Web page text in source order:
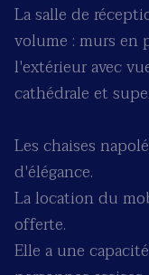
La salle de
volume : murs en
l'extérieur avec
cathédrale et
Les chaises
d'élégance.
La location du
offerte.
Elle a une